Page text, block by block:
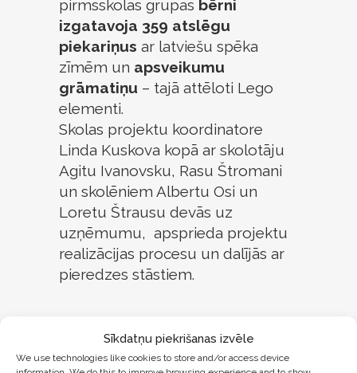
Sīkdatņu piekrišanas izvēle
We use technologies like cookies to store and/or access device
pirmsskolas grupas bērni
izgatavoja 359 atslēgu
piekariņus ar latviešu spēka
zīmēm un apsveikumu
grāmatiņu – tajā attēloti Lego
elementi.
Skolas projektu koordinatore
Linda Kuskova kopā ar skolotāju
Agitu Ivanovsku, Rasu Štromani
un skolēniem Albertu Osi un
Loretu Štrausu devās uz
uzņēmumu, apsprieda projektu
realizācijas procesu un dalījās ar
pieredzes stāstiem.